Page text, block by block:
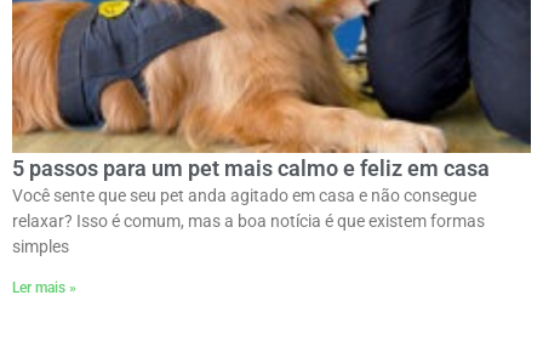
5 passos para um pet mais calmo e feliz em casa
Você sente que seu pet anda agitado em casa e não consegue
relaxar? Isso é comum, mas a boa notícia é que existem formas
simples
Ler mais »